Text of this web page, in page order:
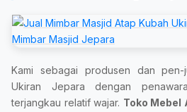
Kami sebagai produsen dan pen-
Ukiran Jepara dengan
terjangkau relatif wajar. Toko Mebel